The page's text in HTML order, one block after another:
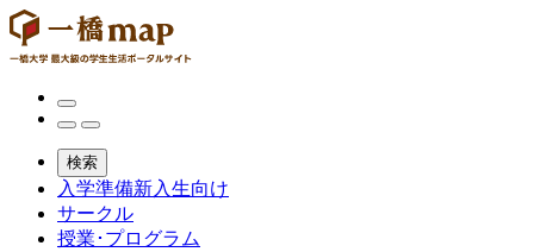
検索
入学準備新入生向け
サークル
授業･プログラム